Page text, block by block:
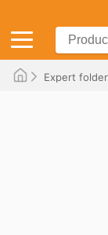
Expert